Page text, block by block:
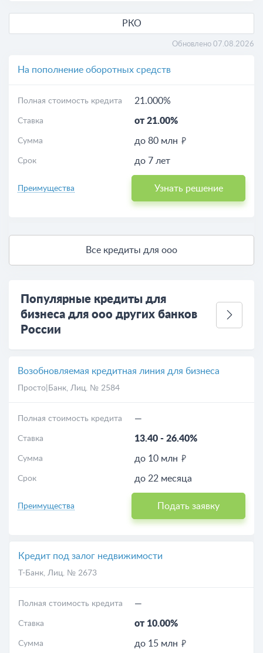
РКО
Обновлено 07.08.2026
На пополнение оборотных средств
Полная стоимость кредита 21.000%
Ставка от 21.00%
Сумма до 80 млн
Срок до 7 лет
Преимущества Узнать решение
Все кредиты для ооо
Популярные кредиты для
бизнеса для ооо других банков
России
Возобновляемая кредитная линия для бизнеса
Просто|Банк, Лиц. № 2584
Полная стоимость кредита —
Ставка 13.40 - 26.40%
Сумма до 10 млн
Срок до 22 месяца
Преимущества Подать заявку
Кредит под залог недвижимости
Т-Банк, Лиц. № 2673
Полная стоимость кредита —
Ставка от 10.00%
Сумма до 15 млн